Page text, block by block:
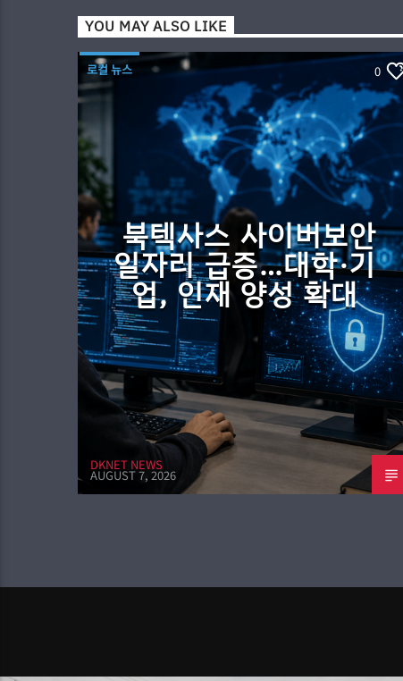
YOU MAY ALSO LIKE
로컬 뉴스 0
북텍사스 사이버보안
일자리 급증…대학·기
업, 인재 양성 확대
DKNET NEWS
AUGUST 7, 2026